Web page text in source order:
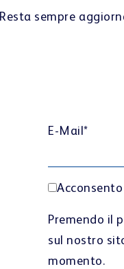
Resta sempre
E-Mail*
Premendo il
sul nostro
momento.